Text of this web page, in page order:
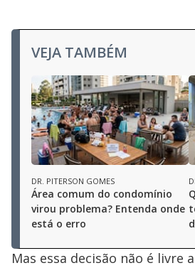
VEJA TAMBÉM
DR. PITERSON GOMES
Área comum do condomínio
virou problema? Entenda onde
está o erro
Mas essa decisão não é livre